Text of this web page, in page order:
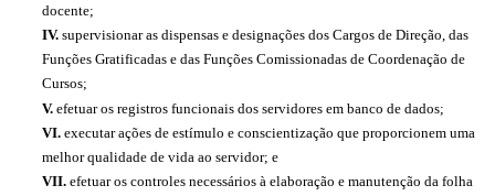
docente;
IV. supervisionar as dispensas e designações dos Cargos de Direção, das
Funções Gratificadas e das Funções Comissionadas de Coordenação de
Cursos;
V. efetuar os registros funcionais dos servidores em banco de dados;
VI. executar ações de estímulo e conscientização que proporcionem uma
melhor qualidade de vida ao servidor; e
VII. efetuar os controles necessários à elaboração e manutenção da folha